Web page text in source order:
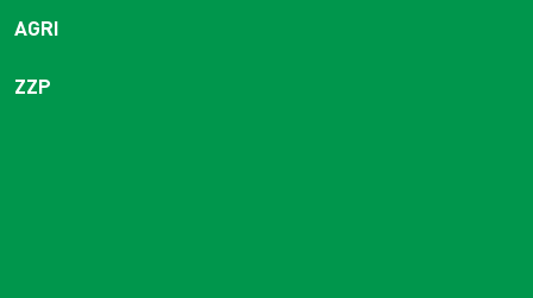
AGRI
ZZP